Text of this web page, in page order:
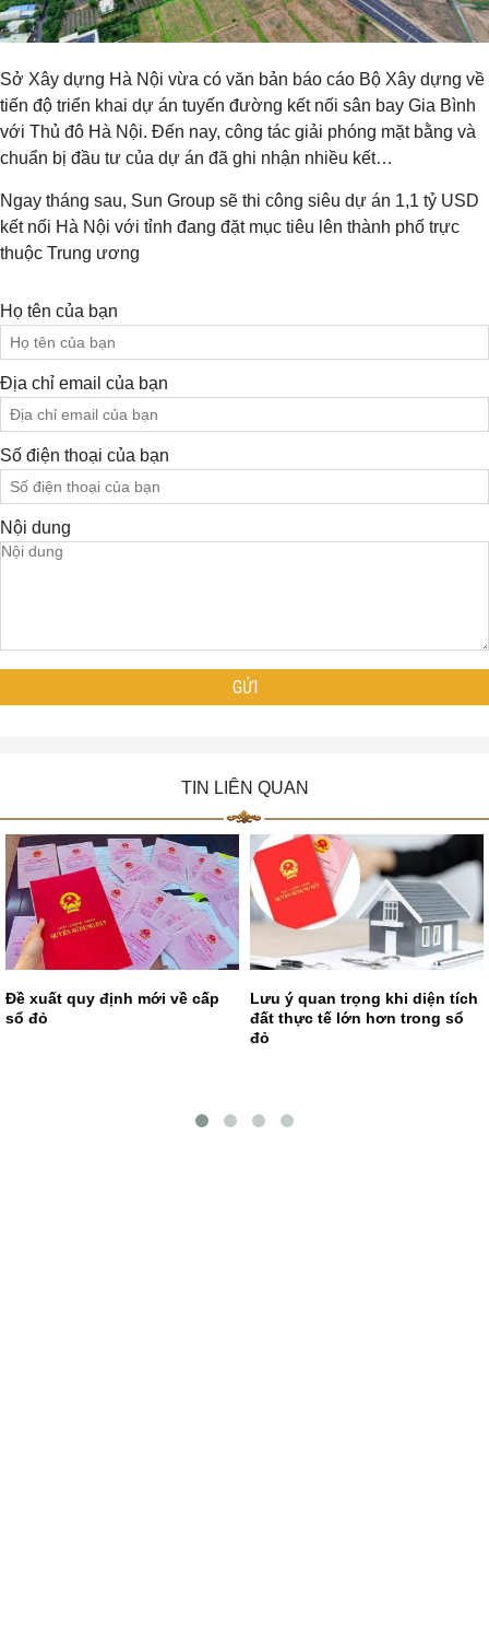
Sở Xây dựng Hà Nội vừa có văn bản báo cáo Bộ Xây dựng về
tiến độ triển khai dự án tuyến đường kết nối sân bay Gia Bình
với Thủ đô Hà Nội. Đến nay, công tác giải phóng mặt bằng và
chuẩn bị đầu tư của dự án đã ghi nhận nhiều kết…
Ngay tháng sau, Sun Group sẽ thi công siêu dự án 1,1 tỷ USD
kết nối Hà Nội với tỉnh đang đặt mục tiêu lên thành phố trực
thuộc Trung ương
Họ tên của bạn
Địa chỉ email của bạn
Số điện thoại của bạn
Nội dung
TIN LIÊN QUAN
Đề xuất quy định mới về cấp
sổ đỏ
Lưu ý quan trọng khi diện tích
đất thực tế lớn hơn trong sổ
đỏ